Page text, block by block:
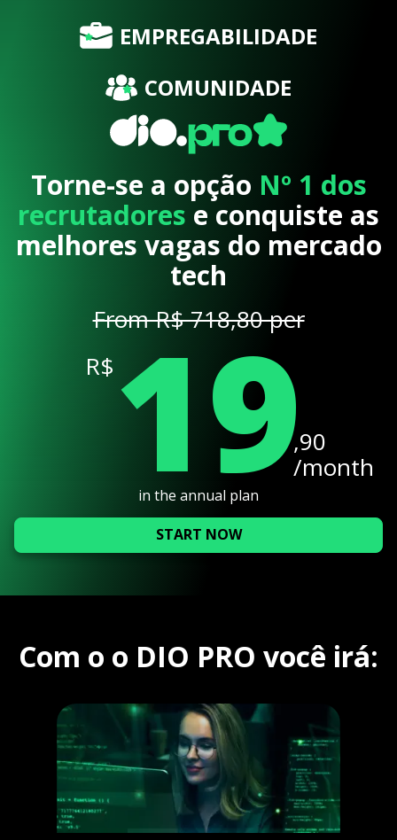
EMPREGABILIDADE
COMUNIDADE
Torne-se a opção Nº 1 dos
recrutadores e conquiste as
melhores vagas do mercado
tech
From R$ 718,80 per
R$ 19,90
/month
in the annual plan
START NOW
Com o o DIO PRO você irá: